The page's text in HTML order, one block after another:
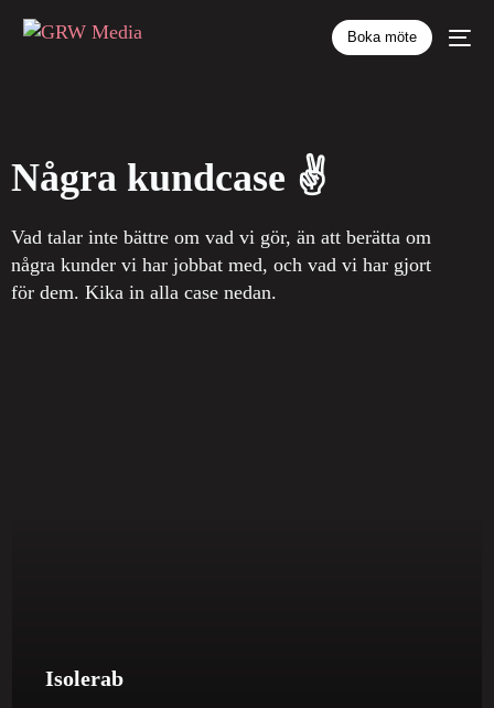
Boka möte
Några kundcase ✌️
Vad talar inte bättre om vad vi gör, än att berätta om
några kunder vi har jobbat med, och vad vi har gjort
för dem. Kika in alla case nedan.
Isolerab